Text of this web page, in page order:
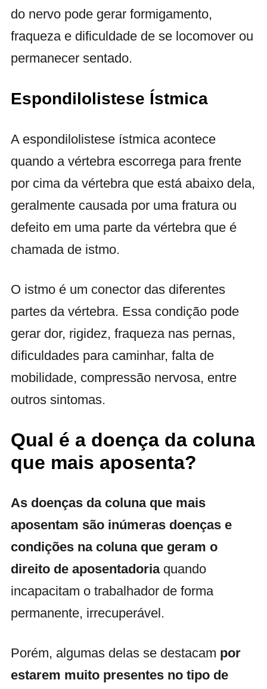
do nervo pode gerar formigamento,
fraqueza e dificuldade de se locomover ou
permanecer sentado.
Espondilolistese Ístmica
A espondilolistese ístmica acontece
quando a vértebra escorrega para frente
por cima da vértebra que está abaixo dela,
geralmente causada por uma fratura ou
defeito em uma parte da vértebra que é
chamada de istmo.
O istmo é um conector das diferentes
partes da vértebra. Essa condição pode
gerar dor, rigidez, fraqueza nas pernas,
dificuldades para caminhar, falta de
mobilidade, compressão nervosa, entre
outros sintomas.
Qual é a doença da coluna
que mais aposenta?
As doenças da coluna que mais
aposentam são inúmeras doenças e
condições na coluna que geram o
direito de aposentadoriaquando
incapacitam o trabalhador de forma
permanente, irrecuperável.
Porém, algumas delas se destacam por
estarem muito presentes no tipo de